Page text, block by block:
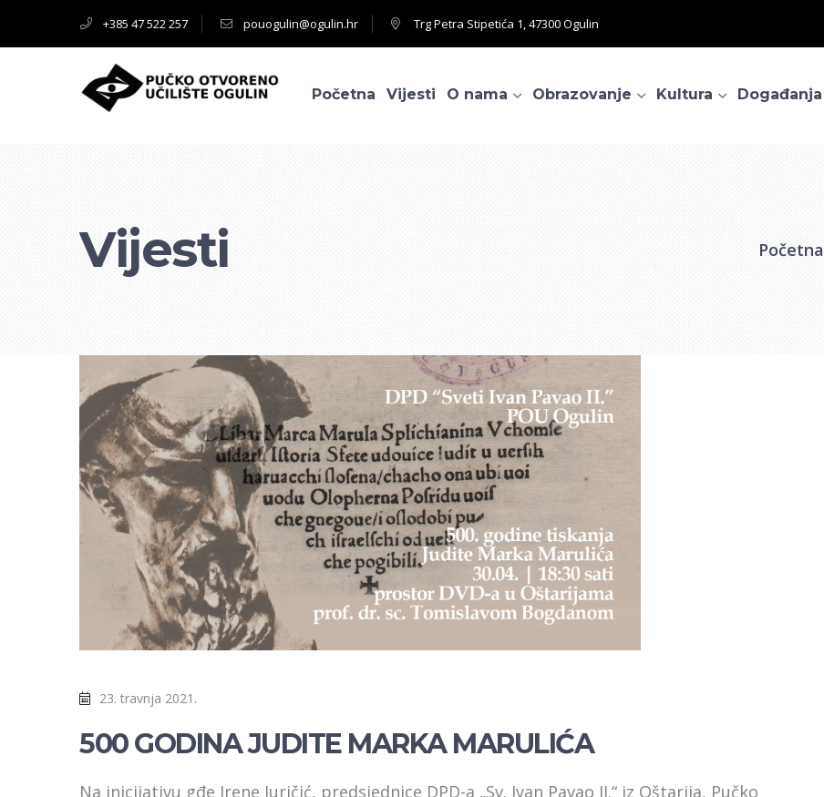
+385 47 522 257 pouogulin@ogulin.hr Trg Petra Stipetića 1, 47300 Ogulin
Početna Vijesti O nama Obrazovanje Kultura Događanja
Vijesti Početna
23. travnja 2021.
500 GODINA JUDITE MARKA MARULIĆA
Na inicijativu gđe Irene Juričić, predsjednice DPD-a „Sv. Ivan Pavao II.“ iz Oštarija, Pučko